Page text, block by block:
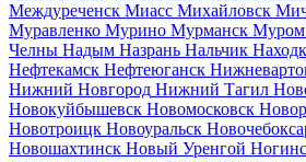
Междуреченск Миасс Михайловск
Муравленко Мурино Мурманск Муром
Челны Надым Назрань Нальчик
Нефтекамск Нефтеюганск
Нижний Новгород Нижний Тагил
Новокуйбышевск Новомосковск
Новотроицк Новоуральск
Новошахтинск Новый Уренгой